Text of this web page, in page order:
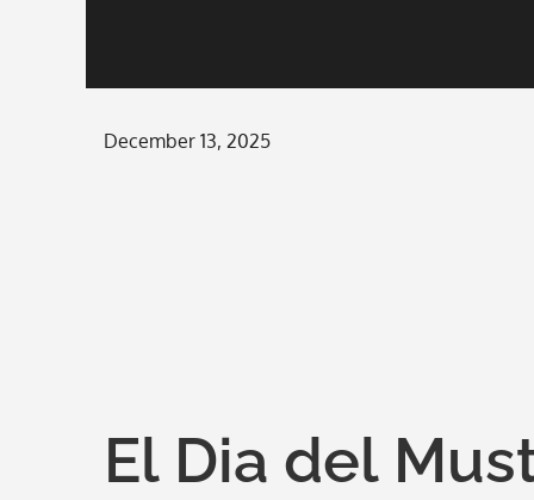
Posted
December 13, 2025
El Dia del